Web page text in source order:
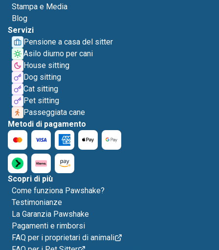
Stampa e Media
Blog
Servizi
Pensione a casa del sitter
Asilo diurno per cani
House sitting
Dog sitting
Cat sitting
Pet sitting
Passeggiata cane
Metodi di pagamento
Scopri di più
Come funziona Pawshake?
Testimonianze
La Garanzia Pawshake
Pagamenti e rimborsi
FAQ per i proprietari di animali